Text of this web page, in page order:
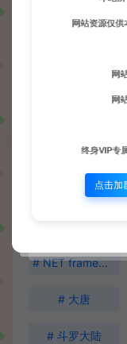
我要提问
# NET framework 3.0 安装不了
# 大唐
# 斗罗大陆
网站资源仅
网
网
终身VIP专
点击加